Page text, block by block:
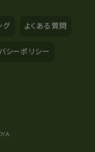
グ よくある質問
シーポリシー